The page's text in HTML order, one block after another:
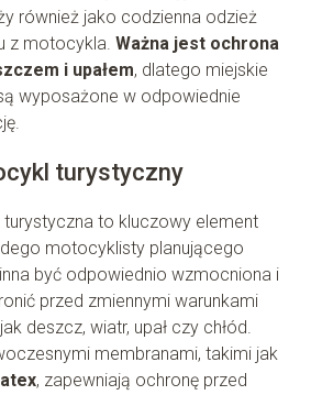
również jako codzienna odzież
z motocykla. Ważna jest ochrona
i upałem, dlatego miejskie
wyposażone w odpowiednie
turystyczny
to kluczowy element
motocyklisty planującego
być odpowiednio wzmocniona i
przed zmiennymi warunkami
deszcz, wiatr, upał czy chłód.
membranami, takimi jak
, zapewniają ochronę przed